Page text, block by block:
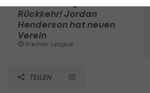
Rückkehr! Jordan
Henderson hat neuen
Verein
Premier League
TEILEN